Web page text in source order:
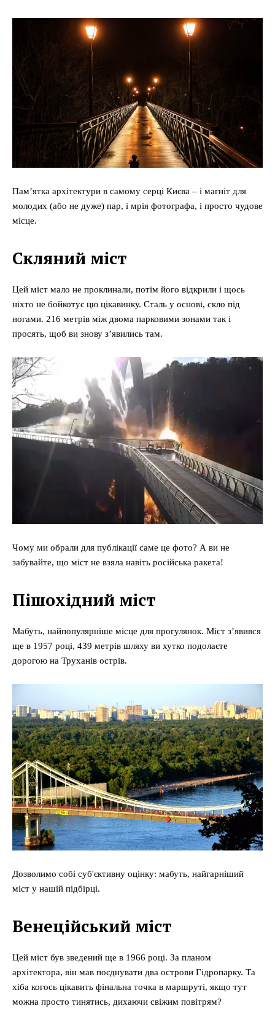
Памʼятка архітектури в самому серці Києва – і магніт для
молодих (або не дуже) пар, і мрія фотографа, і просто чудове
місце.
Скляний міст
Цей міст мало не проклинали, потім його відкрили і щось
ніхто не бойкотує цю цікавинку. Сталь у основі, скло під
ногами. 216 метрів між двома парковими зонами так і
просять, щоб ви знову зʼявились там.
Чому ми обрали для публікації саме це фото? А ви не
забувайте, що міст не взяла навіть російська ракета!
Пішохідний міст
Мабуть, найпопулярніше місце для прогулянок. Міст зʼявився
ще в 1957 році, 439 метрів шляху ви хутко подолаєте
дорогою на Труханів острів.
Дозволимо собі суб'єктивну оцінку: мабуть, найгарніший
міст у нашій підбірці.
Венеційський міст
Цей міст був зведений ще в 1966 році. За планом
архітектора, він мав поєднувати два острови Гідропарку. Та
хіба когось цікавить фінальна точка в маршруті, якщо тут
можна просто тинятись, дихаючи свіжим повітрям?